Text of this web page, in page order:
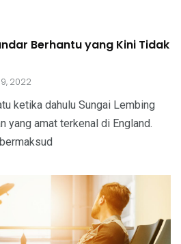
Berhantu yang Kini Tidak
2022
ketika dahulu Sungai Lembing
yang amat terkenal di England.